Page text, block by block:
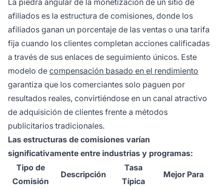
afiliados es la estructura de comisiones, donde los
afiliados ganan un porcentaje de las ventas o una tarifa
fija cuando los clientes completan acciones calificadas
a través de sus enlaces de seguimiento únicos. Este
modelo de compensación basado en el rendimiento
garantiza que los comerciantes solo paguen por
resultados reales, convirtiéndose en un canal atractivo
de adquisición de clientes frente a métodos
publicitarios tradicionales.
Las estructuras de comisiones varían
significativamente entre industrias y programas:
Tipo de
Comisión
Descripción
Tasa
Típica
Mejor Para